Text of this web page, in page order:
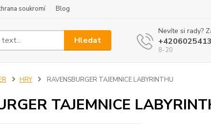
soukromí Blog
Hledat
Nevíte si rady?
8-20
HRY RAVENSBURGER TAJEMNICE LABYRINTHU
TAJEMNICE